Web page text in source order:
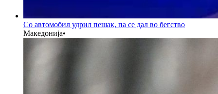
Со автомобил удрил пешак, па се дал во бегство
Македонија•